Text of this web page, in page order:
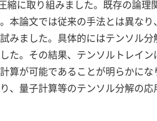
縮に取り組みました。既存の論
本論文では従来の手法とは異な
みました。具体的にはテンソル
た。その結果、テンソルトレイ
算が可能であることが明らかに
、量子計算等のテンソル分解の